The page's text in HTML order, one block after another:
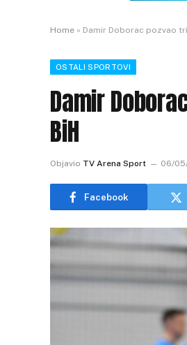
Home » Damir Doborac pozvao
OSTALI SPORTOVI
Damir
BiH
Objavio TV Arena Sport 06/
Facebook